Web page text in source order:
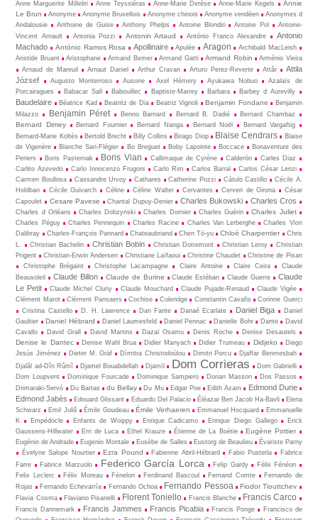
Anne Marguerite Milleliri
Anne Teyssiéras Anne-Marie Derèse Anne-Marie Kegels
Annie
Le Brun
Anonyme Anonyme Bruxellois Anonyme chinois Anonyme vendéen
Anonymes d
Andalousie
Anthoine de Guise Anthony Phelps Antoine Blondin Antoine Pol
Antoine-
Vincent Arnault
Antonia Pozzi Antonin Artaud António Franco Alexandre
Antonio
Machado
António Ramos Rosa Apollinaire Apulée Aragon
Archibald MacLeish
Aristide Bruant
Aristophane Armand Bemer Armand Gatti Armand Robin
Arménio Vieira
Arnaud de Mareuil
Arnaut Daniel Arthur Cravan Arturo Perez-Reverte Attâr
Attila
József
Augusto Monterroso Ausone Axel Hémery Ayukawa Nobuo
Azalaïs de
Porcairagues
Babacar Sall Babouillec Baptiste-Marrey Barbara Barbey d Aurevilly
Baudelaire Béatrice Kad Beatritz de Dia Beatriz Vignoli Benjamin Fondane
Benjamin
Milazzo
Benjamin Péret Benno Barnard Bernard B. Dadié Bernard Chambaz
Bernard Dimey Bernard Fournier Bernard Nanga Bernard Noël
Bernard Vargaftig
Bernard-Marie Koltès
Bertold Brecht Billy Collins Birago Diop Blaise Cendrars
Blaise
de Vigenère
Blanche Sari-Flégier Bo Breguet Boby Lapointe Boccace
Bonaventure des
Periers
Boris Pasternak Boris Vian Callimaque de Cyrène Cal­derón
Carles Diaz
Carlito Azevedo
Carlo Innocenzo Frugoni Carlo Rim Carlos Barral
Carlos César Lenzi
Carmen Boullosa
Cassandre Urvoy Cathares Catherine Pozzi Cátulo Castillo
Cécile A.
Holdban
Cécile Guivarch Céline Céline Walter Cervantes Cerveri de Girona
César
Capoulet
Cesare Pavese Chantal Dupuy-Denier Charles Bukowski Charles Cros
Charles d Orléans Charles Dobzynski Charles Dornier Charles Guérin Charles Juliet
Charles Péguy Charles Pennequin Charles Racine Charles Van Lerberghe
Charles Vion
Dalibray
Charles-François Pannard Chateaubriand Chen Tö-yu Chloé Charpentier
Chris
L.
Christian Bachelin Christian Bobin Christian Dotremont Christian Leroy
Christian
Prigent
Christian-Erwin Andersen Christiane Laïfaoui Christine Chaudet
Christine de Pisan
Christophe Brégaint
Christophe Lacampagne Claire Antoine Claire Ceira
Claude
Beausoleil
Claude Billon Claude de Burine Claude Estéban Claude Guerre
Claude
Le Petit
Claude Michel Cluny Claude Mouchard Claude Pujade-Renaud
Claude Vigée
Clément Marot
Clément Pansaers Cochise Coleridge Constantin Cavafis
Corinne Guerci
Cristina Castello
D. H. Lawrence Dan Fante Danaé Ecarlate Daniel Biga
Daniel
Gaultier
Daniel Hébrard Daniel Laumesfeld Daniel Pennac Danielle Bohr Dante
David
Cavallo
David Grall David Martins Dazaï Osamu Denis Roche Denise Desautels
Denise le Dantec Denise Wahl Brua Didier Manyach Didier Trumeau Didjeko
Diego
Jesús Jiménez
Dieter M. Gräf Dìmitra Christodoùlou Dimitri Porcu
Djaffar Benmesbah
Djalâl ad-Dîn Rûmî
Djamel Bouabdellah Djamīl Dom Corrieras
Dom Gabrielli
Dom Loupvent
Dominique Fourcade Dominique Sampiero Dorian Masson
Dos Passos
Drimaraki-Servò
Du Bartas du Bellay Du Mu Edgar Poe Edith Azam
Edmond Dune
Edmond Jabès
Edouard Glissant Eduardo Del Palacio Éléazar Ben Jacob Ha-Bavli
Elena
Schwarz
Emil Juliš Émile Goudeau Émile Verhaeren Emmanuel Hocquard
Emmanuelle
K
Empédocle Enfants de Woippy Enrique Cadicamo Enrique Diego Gallego
Erick
Gaussens-Hillwater
Erri de Luca Ethel Krauze Étienne de La Boétie Eugène Pottier
Eugénio de Andrade Eugenio Montale Eusèbe de Salles Eustorg de Beaulieu
Évariste Parny
Évelyne Salope Nourtier
Ezra Pound Fabienne Abril-Hébrard Fabio Pusterla
Fabrice
Farre
Fabrice Marzuolo Federico García Lorca Felip Gardy
Félix Fénéon
Felix Leclerc
Félix Moreau Fénelon Ferdinand Bascoul Fernand Comte
Fernando de
Rojas
Fernando Echevarría Fernando Ochoa Fernando Pessoa Fiodor Tiouttchev
Flavia Cosma Flaviano Pisanelli Florent Toniello Francis Blanche Francis Carco
Francis Dannemark Francis Jammes Francis Picabia Francis Ponge
Francisco de